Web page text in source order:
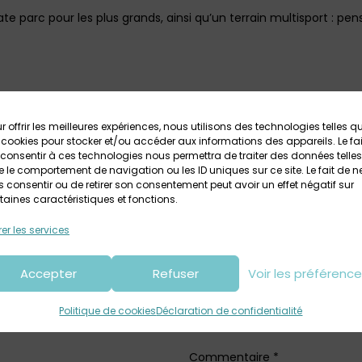
offrir les meilleures expériences, nous utilisons des technologies telles
pour stocker et/ou accéder aux informations des appareils. Le
à ces technologies nous permettra de traiter des données telles
le comportement de navigation ou les ID uniques sur ce site. Le fait de
consentir ou de retirer son consentement peut avoir un effet négatif sur
caractéristiques et fonctions.
les services
Accepter Refuser Voir les
Politique de cookiesDéclaration de confidentialité
parc pour les plus grands, ainsi qu’un terrain multisport :
Votre avis sur
de jeux et skate parc au
Commentaire *